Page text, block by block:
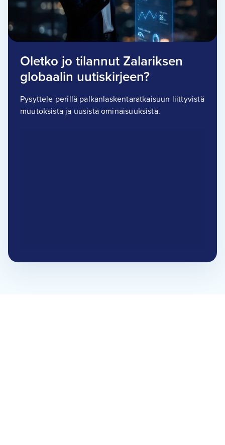
Oletko jo tilannut Zalariksen
globaalin uutiskirjeen?
Pysyttele perillä palkanlaskentaratkaisuun liittyvistä
muutoksista ja uusista ominaisuuksista.